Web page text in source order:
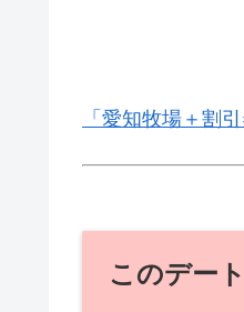
「愛知牧場＋割
このデー